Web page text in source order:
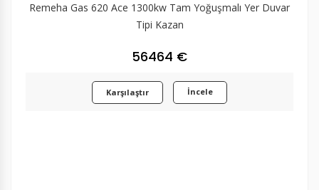
Remeha Gas 620 Ace 1300kw Tam Yoğuşmalı Yer Duvar
Tipi Kazan
56464 €
Karşılaştır İncele